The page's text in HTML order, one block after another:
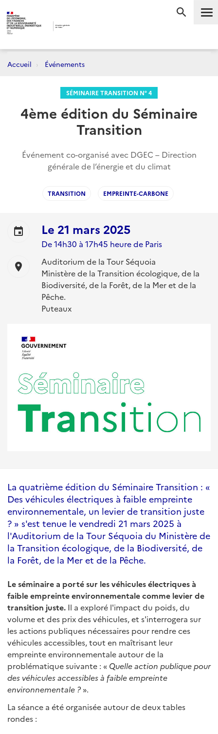
Accueil Événements
SÉMINAIRE TRANSITION N° 4
4ème édition du Séminaire
Transition
Événement co-organisé avec DGEC – Direction
générale de l’énergie et du climat
TRANSITION EMPREINTE-CARBONE
event Le 21 mars 2025
De 14h30 à 17h45 heure de Paris
location_on
Auditorium de la Tour Séquoia
Ministère de la Transition écologique, de la
Biodiversité, de la Forêt, de la Mer et de la
Pêche.
Puteaux
La quatrième édition du Séminaire Transition : «
Des véhicules électriques à faible empreinte
environnementale, un levier de transition juste
? » s'est tenue le vendredi 21 mars 2025 à
l'Auditorium de la Tour Séquoia du Ministère de
la Transition écologique, de la Biodiversité, de
la Forêt, de la Mer et de la Pêche.
Le séminaire a porté sur les véhicules électriques à
faible empreinte environnementale comme levier de
transition juste. Il a exploré l'impact du poids, du
volume et des prix des véhicules, et s'interrogera sur
les actions publiques nécessaires pour rendre ces
véhicules accessibles, tout en maîtrisant leur
empreinte environnementale autour de la
problématique suivante : « Quelle action publique pour
des véhicules accessibles à faible empreinte
environnementale ? ».
La séance a été organisée autour de deux tables
rondes :